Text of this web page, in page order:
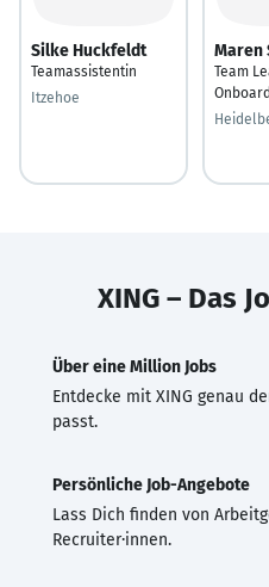
Silke Huckfeldt
Teamassistentin
Itzehoe
Maren
Team
XING – Das
Über eine Million Jobs
Entdecke mit XING genau
passt.
Persönliche Job-Angebote
Lass Dich finden von
Recruiter·innen.